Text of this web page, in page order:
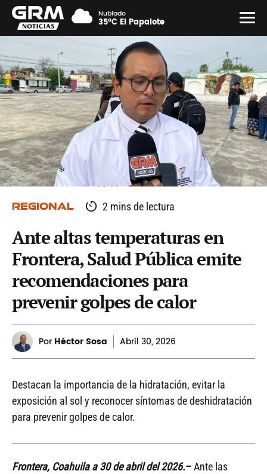
Nublado
35°C El Papalote
REGIONAL 2 mins de lectura
Ante altas temperaturas en
Frontera, Salud Pública emite
recomendaciones para
prevenir golpes de calor
Por Héctor Sosa Abril 30, 2026
Destacan la importancia de la hidratación, evitar la
exposición al sol y reconocer síntomas de deshidratación
para prevenir golpes de calor.
Frontera, Coahuila a 30 de abril del 2026.–Ante las